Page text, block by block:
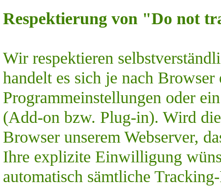
Respektierung von "Do not
Wir respektieren
handelt es sich je nach
Programmeinstellungen oder
(Add-on bzw. Plug-in). Wird
Browser unserem Webserver,
Ihre explizite Einwilligung
automatisch sämtliche